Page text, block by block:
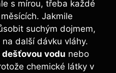
s mírou, třeba každé
Jakmile
suchým dojmem,
další dávku vláhy.
dešťovou vodu nebo
chemické látky v